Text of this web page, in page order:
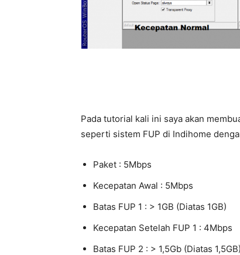
Pada tutorial kali ini saya akan
seperti sistem FUP di Indihome
Paket : 5Mbps
Kecepatan Awal : 5Mbps
Batas FUP 1 : > 1GB (Diatas 1GB)
Kecepatan Setelah FUP 1 : 4Mbps
Batas FUP 2 : > 1,5Gb (Diatas 1,5GB)